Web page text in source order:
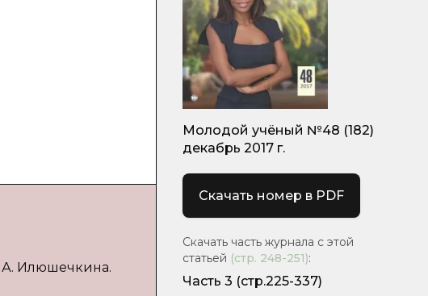
А. Илюшечкина.
Молодой учёный №48 (182)
декабрь 2017 г.
Скачать номер в PDF
Скачать часть журнала с этой
статьей (стр. 248-251):
Часть 3 (стр.225-337)